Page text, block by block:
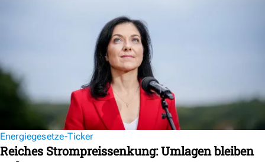
Energiegesetze-Ticker
Reiches Strompreissenkung: Umlagen bleiben